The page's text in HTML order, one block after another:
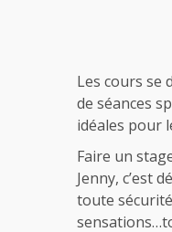
Les cours se
de séances
idéales pour
Faire un
Jenny, c’est
toute